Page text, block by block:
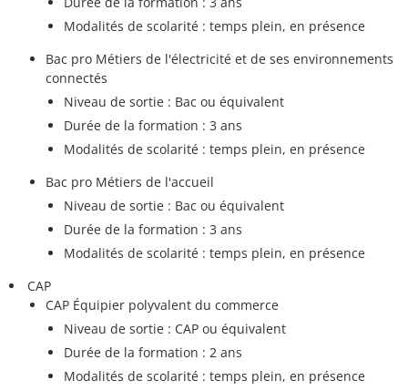
Modalités de scolarité : temps plein, en présence
Bac pro Métiers de l'électricité et de ses environnements
connectés
Niveau de sortie : Bac ou équivalent
Durée de la formation : 3 ans
Modalités de scolarité : temps plein, en présence
Bac pro Métiers de l'accueil
Niveau de sortie : Bac ou équivalent
Durée de la formation : 3 ans
Modalités de scolarité : temps plein, en présence
CAP
CAP Équipier polyvalent du commerce
Niveau de sortie : CAP ou équivalent
Durée de la formation : 2 ans
Modalités de scolarité : temps plein, en présence